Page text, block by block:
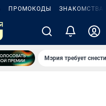
ПРОМОКОДЫ ЗНАКОМСТВА
Мэрия требует